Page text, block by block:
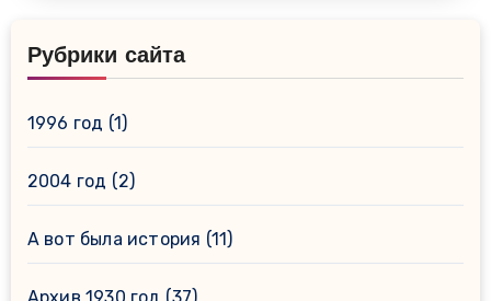
Рубрики сайта
1996 год (1)
2004 год (2)
А вот была история (11)